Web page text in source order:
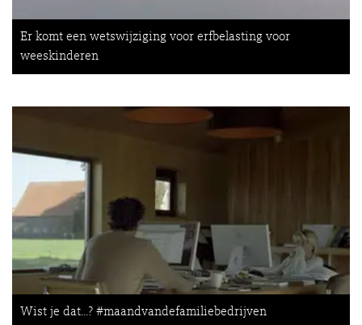
Er komt een wetswijziging voor erfbelasting voor
weeskinderen
Wist je dat…? #maandvandefamiliebedrijven